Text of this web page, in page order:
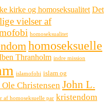
kirke og homoseksualitet Det
vielser af
homoseksualitet
homoseksuelle
Thranholm indre mission
islamofobi islam og
Ole Christensen John L.
af homoseksuelle par kristendom